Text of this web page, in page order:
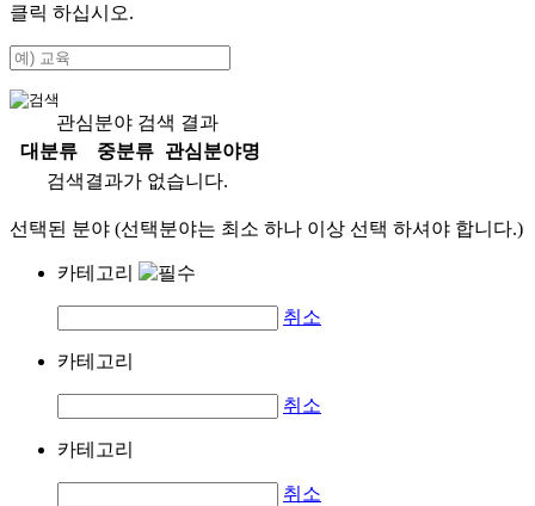
클릭 하십시오.
관심분야 검색 결과
대분류
중분류
관심분야명
검색결과가 없습니다.
선택된 분야 (선택분야는 최소 하나 이상 선택 하셔야 합니다.)
카테고리
취소
카테고리
취소
카테고리
취소